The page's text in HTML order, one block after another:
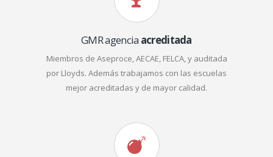
GMR agencia acreditada
Miembros de Aseproce, AECAE, FELCA, y auditada
por Lloyds. Además trabajamos con las escuelas
mejor acreditadas y de mayor calidad.